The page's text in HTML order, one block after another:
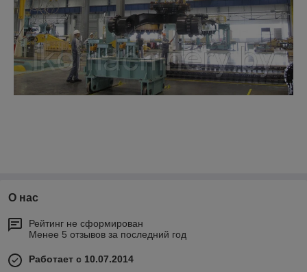
О нас
Рейтинг не сформирован
Менее 5 отзывов за последний год
Работает с 10.07.2014